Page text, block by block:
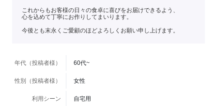
これからもお客様の日々の食卓に喜びをお届けできるよう、
心を込めて丁寧にお作りしてまいります。
今後とも末永くご愛顧のほどよろしくお願い申し上げます。
年代（投稿者様） 60代~
性別（投稿者様） 女性
利用シーン 自宅用